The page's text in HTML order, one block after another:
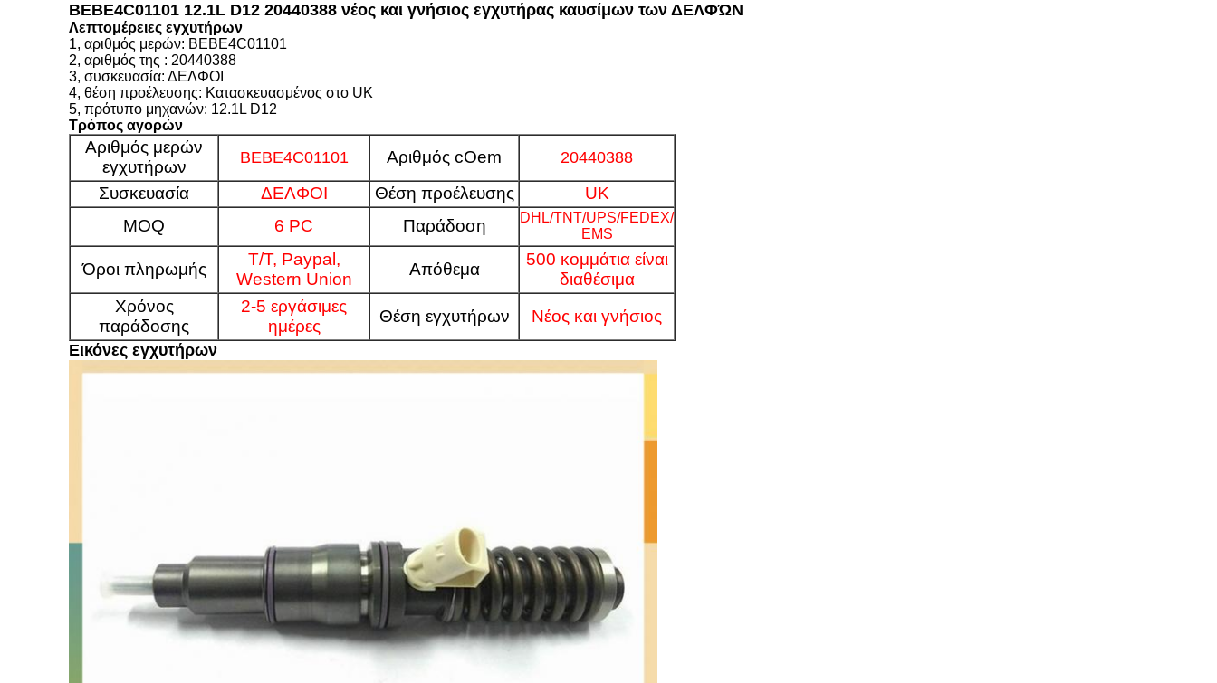
BEBE4C01101 12.1L D12 20440388 νέος και γνήσιος εγχυτήρας καυσίμων των ΔΕΛΦΏΝ
Λεπτομέρειες εγχυτήρων
1, αριθμός μερών: BEBE4C01101
2, αριθμός της : 20440388
3, συσκευασία: ΔΕΛΦΟΙ
4, θέση προέλευσης: Κατασκευασμένος στο UK
5, πρότυπο μηχανών: 12.1L D12
Τρόπος αγορών
Αριθμός μερών
εγχυτήρων
BEBE4C01101 Αριθμός cOem 20440388
Συσκευασία ΔΕΛΦΟΙ Θέση προέλευσης
UK
MOQ
6 PC Παράδοση
DHL/TNT/UPS/FEDEX/
EMS
Όροι πληρωμής
T/T, Paypal,
Western Union
Απόθεμα
500 κομμάτια είναι
διαθέσιμα
Χρόνος
παράδοσης
2-5 εργάσιμες
ημέρες
Θέση εγχυτήρων Νέος και γνήσιος
Εικόνες εγχυτήρων